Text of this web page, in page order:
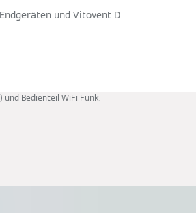
und Vitovent D
und Bedienteil WiFi Funk.